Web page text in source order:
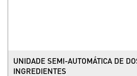
UNIDADE SEMI-AUTOMÁTICA DE
INGREDIENTES